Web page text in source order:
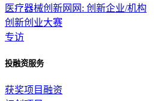
医疗器械创新网网: 创新企业/机构
创新创业大赛
专访
投融资服务
获奖项目融资